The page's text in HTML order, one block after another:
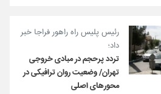
رئیس پلیس راه راهور فراجا خبر
داد؛
تردد پرحجم در مبادی خروجی
تهران/ وضعیت روان ترافیکی در
محورهای اصلی